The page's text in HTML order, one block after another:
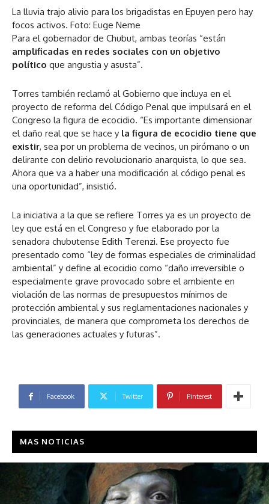
La lluvia trajo alivio para los brigadistas en Epuyen pero hay
focos activos. Foto: Euge Neme
Para el gobernador de Chubut, ambas teorías “están
amplificadas en redes sociales con un objetivo
político que angustia y asusta”.
Torres también reclamó al Gobierno que incluya en el
proyecto de reforma del Código Penal que impulsará en el
Congreso la figura de ecocidio. “Es importante dimensionar
el daño real que se hace y la figura de ecocidio tiene que
existir, sea por un problema de vecinos, un pirómano o un
delirante con delirio revolucionario anarquista, lo que sea.
Ahora que va a haber una modificación al código penal es
una oportunidad”, insistió.
La iniciativa a la que se refiere Torres ya es un proyecto de
ley que está en el Congreso y fue elaborado por la
senadora chubutense Edith Terenzi. Ese proyecto fue
presentado como “ley de formas especiales de criminalidad
ambiental” y define al ecocidio como “daño irreversible o
especialmente grave provocado sobre el ambiente en
violación de las normas de presupuestos mínimos de
protección ambiental y sus reglamentaciones nacionales y
provinciales, de manera que comprometa los derechos de
las generaciones actuales y futuras”.
Facebook Twitter Pinterest
MAS NOTICIAS